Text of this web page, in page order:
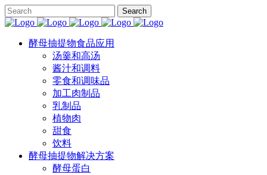
酵母抽提物食品应用
汤羹和高汤
酱汁和调料
零食和调味品
加工肉制品
乳制品
植物肉
甜食
饮料
酵母抽提物解决方案
酵母蛋白